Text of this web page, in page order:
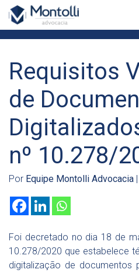
Requisitos
de
nº 10.278/
Por Equipe Montolli Advocacia
Foi decretado no dia 18 de
10.278/2020 que estabelece
digitalização de documentos